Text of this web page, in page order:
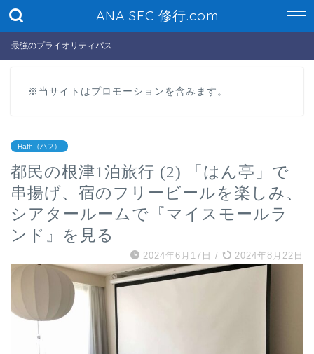
ANA SFC 修行.com
最強のプライオリティパス
※当サイトはプロモーションを含みます。
Hafh（ハフ）
都民の根津1泊旅行 (2) 「はん亭」で
串揚げ、宿のフリービールを楽しみ、
シアタールームで『マイスモールラ
ンド』を見る
2024年6月17日 / 2024年8月22日